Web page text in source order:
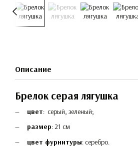
Описание
Брелок серая лягушка
цвет: серый, зеленый;
размер: 21 см
цвет фурнитуры: серебро.